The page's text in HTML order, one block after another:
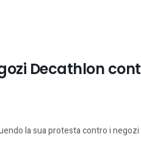
Decathlon
la sua protesta contro i